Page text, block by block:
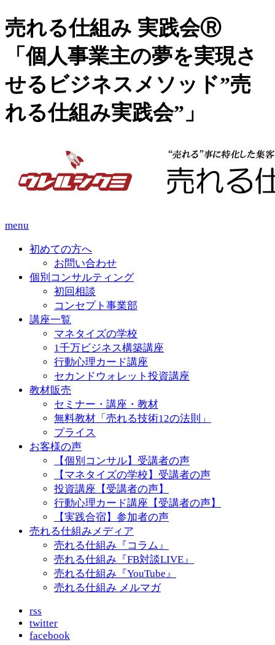
売れる仕組み 実践会Ⓡ
「個人事業主の夢を実現さ
せるビジネスメソッド”売
れる仕組み実践会”」
menu
初めての方へ
お問い合わせ
個別コンサルティング
初回相談
コンセプト事業部
講座一覧
マネタイズの学校
1千万ビジネス構築講座
行動心理カード講座
セカンドウォレット投資講座
教材販売
セミナー・講座・教材
無料教材「売れる技術12の法則」
プライス
お客様の声
【個別コンサル】受講者の声
【マネタイズの学校】受講者の声
投資講座【受講者の声】
行動心理カード講座【受講者の声】
【実践合宿】参加者の声
売れる仕組みメディア
売れる仕組み『コラム』
売れる仕組み『FB対談LIVE』
売れる仕組み『YouTube』
売れる仕組み メルマガ
rss
twitter
facebook